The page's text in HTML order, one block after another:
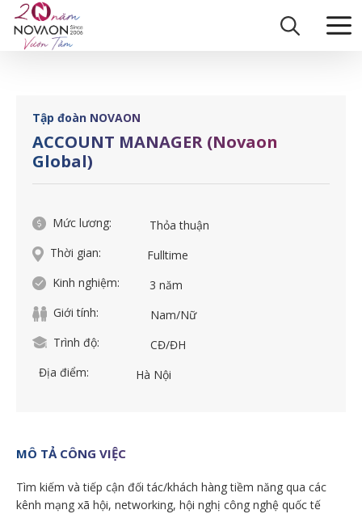
content
Trang chủ |
Tập đoàn NOVAON
ACCOUNT MANAGER (Novaon
Global)
Mức lương:
Thỏa thuận
Thời gian:
Fulltime
Kinh nghiệm:
3 năm
Giới tính:
Nam/Nữ
Trình độ:
CĐ/ĐH
Địa điểm:
Hà Nội
MÔ TẢ CÔNG VIỆC
Tìm kiếm và tiếp cận đối tác/khách hàng tiềm năng qua các
kênh mạng xã hội, networking, hội nghị công nghệ quốc tế